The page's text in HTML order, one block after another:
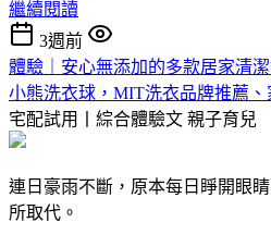
繼續閱讀
3週前
體驗｜安心無添加的多款居家清
小熊洗衣球，MIT洗衣品牌推薦
宅配試用丨綜合體驗文 親子育兒
連日豪雨不斷，原本每日睜開眼
所取代。